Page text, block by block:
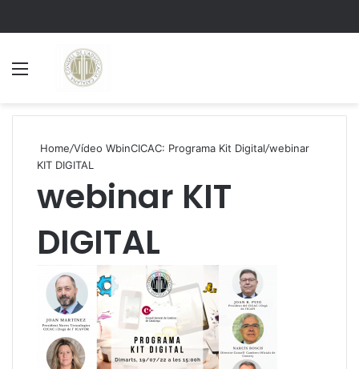
Home/Vídeo WbinCICAC: Programa Kit Digital/webinar
KIT DIGITAL
webinar KIT
DIGITAL